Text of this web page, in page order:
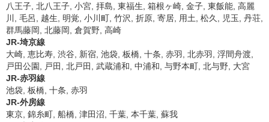
八王子, 北八王子, 小宮, 拝島, 東福生, 箱根ヶ崎, 金子, 東飯能, 高麗
川, 毛呂, 越生, 明覚, 小川町, 竹沢, 折原, 寄居, 用土, 松久, 児玉, 丹荘,
群馬藤岡, 北藤岡, 倉賀野, 高崎
JR-埼京線
大崎, 恵比寿, 渋谷, 新宿, 池袋, 板橋, 十条, 赤羽, 北赤羽, 浮間舟渡,
戸田公園, 戸田, 北戸田, 武蔵浦和, 中浦和, 与野本町, 北与野, 大宮
JR-赤羽線
池袋, 板橋, 十条, 赤羽
JR-外房線
東京, 錦糸町, 船橋, 津田沼, 千葉, 本千葉, 蘇我